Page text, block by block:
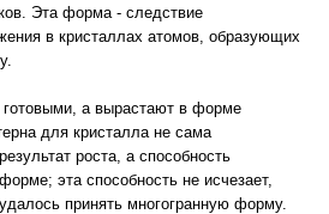
Эта форма - следствие
в кристаллах атомов, образующих
готовыми, а вырастают в форме
для кристалла не сама
роста, а способность
эта способность не исчезает,
принять многогранную форму.